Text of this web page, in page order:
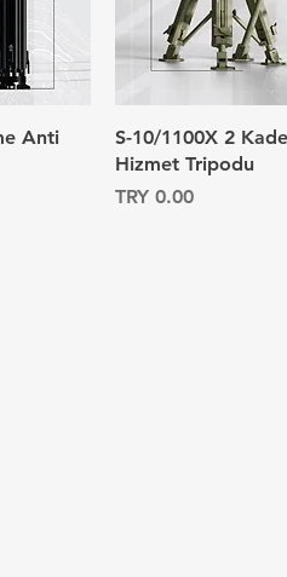
S-10/1100X 2
Hizmet Tripodu
السعر
Anti